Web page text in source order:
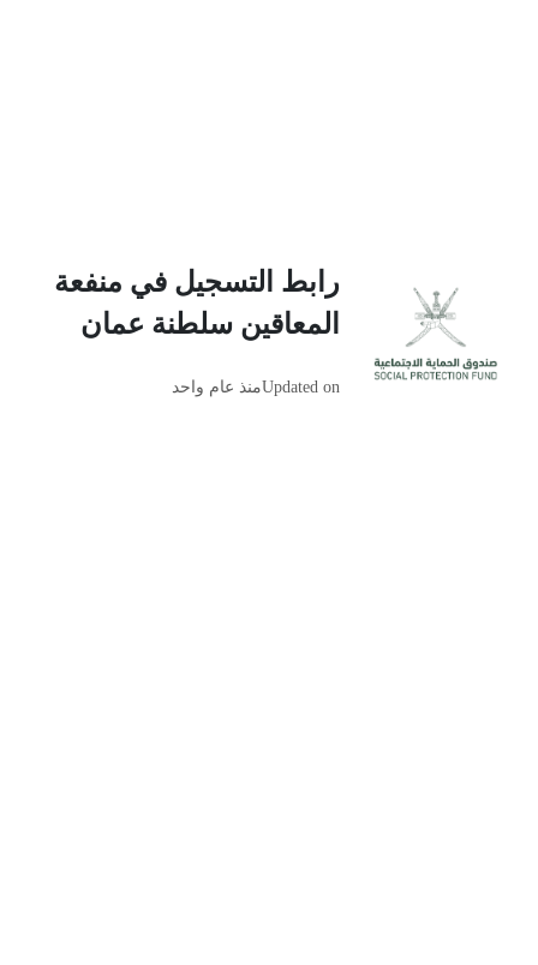
رابط التسجيل في منفعة
المعاقين سلطنة عمان
Updated onمنذ عام واحد